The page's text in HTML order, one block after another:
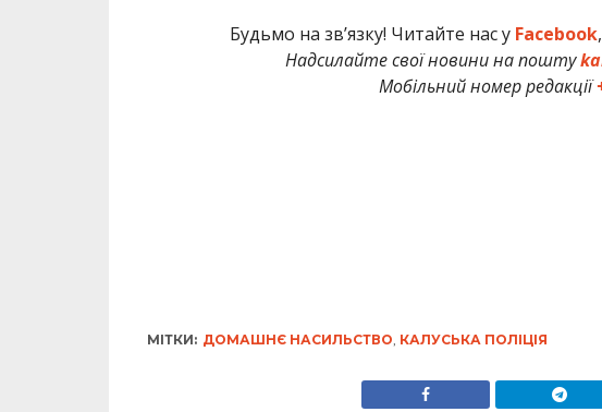
Будьмо на зв’язку! Читайте нас у Facebook,
Надсилайте свої новини на пошту
Мобільний номер редакції
МІТКИ: ДОМАШНЄ НАСИЛЬСТВО, КАЛУСЬКА ПОЛІЦІЯ